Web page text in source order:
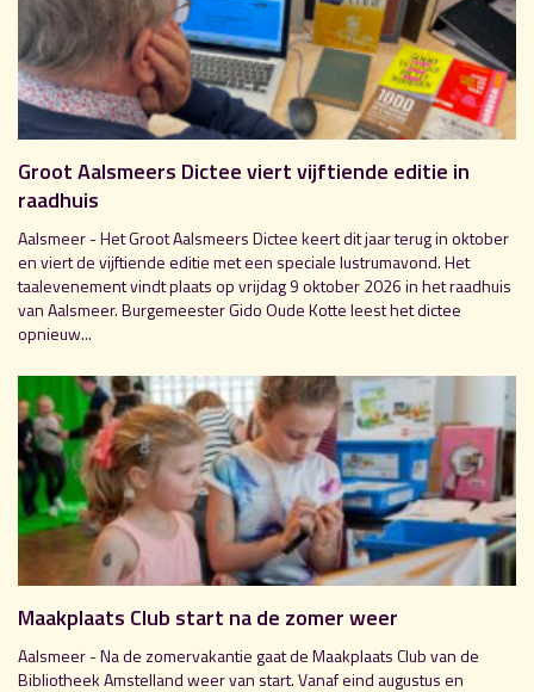
Groot Aalsmeers Dictee viert vijftiende editie in
raadhuis
Aalsmeer - Het Groot Aalsmeers Dictee keert dit jaar terug in oktober
en viert de vijftiende editie met een speciale lustrumavond. Het
taalevenement vindt plaats op vrijdag 9 oktober 2026 in het raadhuis
van Aalsmeer. Burgemeester Gido Oude Kotte leest het dictee
opnieuw...
Maakplaats Club start na de zomer weer
Aalsmeer - Na de zomervakantie gaat de Maakplaats Club van de
Bibliotheek Amstelland weer van start. Vanaf eind augustus en